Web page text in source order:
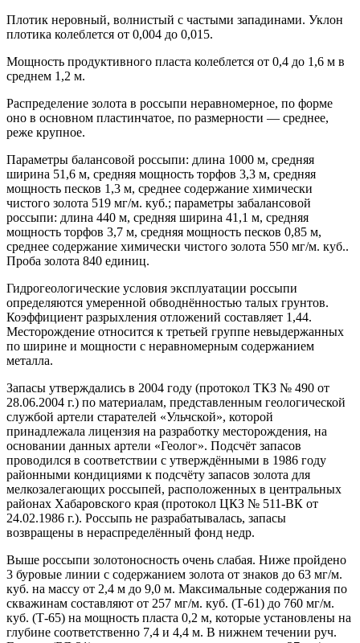
Плотик неровный, волнистый с частыми западинами. Уклон
плотика колеблется от 0,004 до 0,015.
Мощность продуктивного пласта колеблется от 0,4 до 1,6 м в
среднем 1,2 м.
Распределение золота в россыпи неравномерное, по форме
оно в основном пластинчатое, по размерности — среднее,
реже крупное.
Параметры балансовой россыпи: длина 1000 м, средняя
ширина 51,6 м, средняя мощность торфов 3,3 м, средняя
мощность песков 1,3 м, среднее содержание химически
чистого золота 519 мг/м. куб.; параметры забалансовой
россыпи: длина 440 м, средняя ширина 41,1 м, средняя
мощность торфов 3,7 м, средняя мощность песков 0,85 м,
среднее содержание химически чистого золота 550 мг/м. куб..
Проба золота 840 единиц.
Гидрогеологические условия эксплуатации россыпи
определяются умеренной обводнённостью талых грунтов.
Коэффициент разрыхления отложений составляет 1,44.
Месторождение относится к третьей группе невыдержанных
по ширине и мощности с неравномерным содержанием
металла.
Запасы утверждались в 2004 году (протокол ТКЗ № 490 от
28.06.2004 г.) по материалам, представленным геологической
службой артели старателей «Ульчской», которой
принадлежала лицензия на разработку месторождения, на
основании данных артели «Геолог». Подсчёт запасов
проводился в соответствии с утверждёнными в 1986 году
районными кондициями к подсчёту запасов золота для
мелкозалегающих россыпей, расположенных в центральных
районах Хабаровского края (протокол ЦКЗ № 511-ВК от
24.02.1986 г.). Россыпь не разрабатывалась, запасы
возвращены в нераспределённый фонд недр.
Выше россыпи золотоносность очень слабая. Ниже пройдено
3 буровые линии с содержанием золота от знаков до 63 мг/м.
куб. на массу от 2,4 м до 9,0 м. Максимальные содержания по
скважинам составляют от 257 мг/м. куб. (Т-61) до 760 мг/м.
куб. (Т-65) на мощность пласта 0,2 м, которые установлены на
глубине соответственно 7,4 и 4,4 м. В нижнем течении руч.